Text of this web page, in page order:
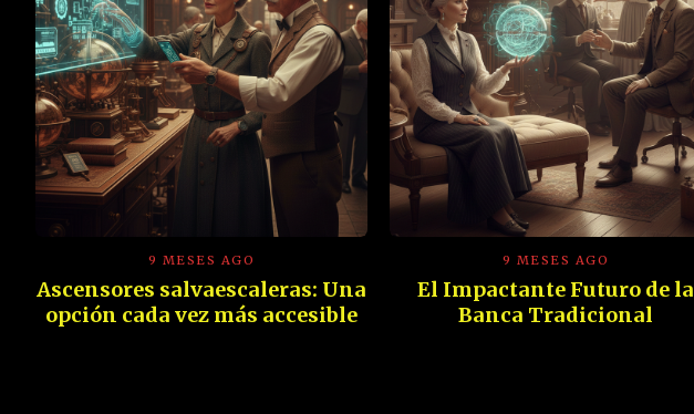
9 MESES AGO
Ascensores salvaescaleras: Una
opción cada vez más accesible
9 MESES AGO
El Impactante Futuro de la
Banca Tradicional